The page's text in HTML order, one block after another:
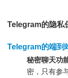
Telegram的隐私
Telegram的端到
秘密聊天功
密，只有参